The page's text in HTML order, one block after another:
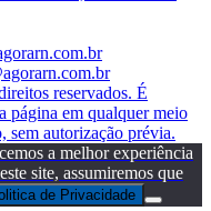
reservados. É
página em qualquer meio
sem autorização prévia.
a melhor experiência
site, assumiremos que
de Privacidade